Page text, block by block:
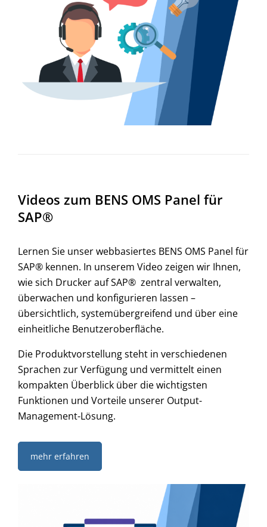
Videos zum BENS OMS Panel für
SAP®
Lernen Sie unser webbasiertes BENS OMS Panel für
SAP® kennen. In unserem Video zeigen wir Ihnen,
wie sich Drucker auf SAP® zentral verwalten,
überwachen und konfigurieren lassen –
übersichtlich, systemübergreifend und über eine
einheitliche Benutzeroberfläche.
Die Produktvorstellung steht in verschiedenen
Sprachen zur Verfügung und vermittelt einen
kompakten Überblick über die wichtigsten
Funktionen und Vorteile unserer Output-
Management-Lösung.
mehr erfahren